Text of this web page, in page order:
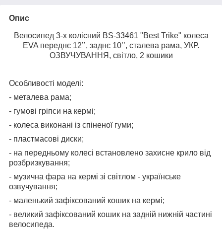
Опис
Велосипед 3-х колісний BS-33461 "Best Trike" колеса
EVA переднє 12’’, заднє 10’’, сталева рама, УКР.
ОЗВУЧУВАННЯ, світло, 2 кошики
Особливості моделі:
- металева рама;
- гумові гріпси на кермі;
- колеса виконані із спіненої гуми;
- пластмасові диски;
- на передньому колесі встановлено захисне крило від
розбризкування;
- музична фара на кермі зі світлом - українське
озвучування;
- маленький зафіксований кошик на кермі;
- великий зафіксований кошик на задній нижній частині
велосипеда.